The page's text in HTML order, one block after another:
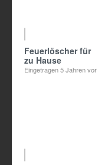
Feuerlöscher für
zu Hause
Eingetragen5 Jahren vor